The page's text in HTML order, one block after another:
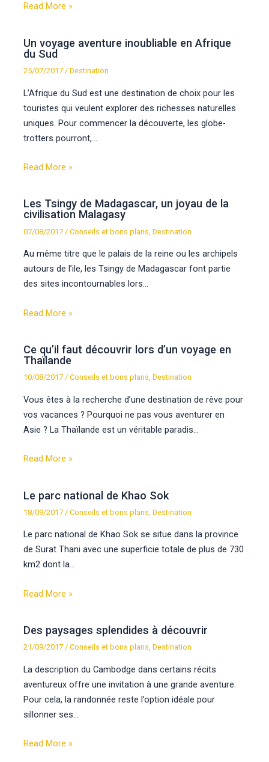
Read More »
Un voyage aventure inoubliable en Afrique
du Sud
25/07/2017 /Destination
L’Afrique du Sud est une destination de choix pour les
touristes qui veulent explorer des richesses naturelles
uniques. Pour commencer la découverte, les globe-
trotters pourront,…
Read More »
Les Tsingy de Madagascar, un joyau de la
civilisation Malagasy
07/08/2017 /Conseils et bons plans ,Destination
Au même titre que le palais de la reine ou les archipels
autours de l’ile, les Tsingy de Madagascar font partie
des sites incontournables lors…
Read More »
Ce qu’il faut découvrir lors d’un voyage en
Thaïlande
10/08/2017/Conseils et bons plans,Destination
Vous êtes à la recherche d’une destination de rêve pour
vos vacances ? Pourquoi ne pas vous aventurer en
Asie ? La Thaïlande est un véritable paradis…
Read More »
Le parc national de Khao Sok
18/09/2017 /Conseils et bons plans ,Destination
Le parc national de Khao Sok se situe dans la province
de Surat Thani avec une superficie totale de plus de 730
km2 dont la…
Read More »
Des paysages splendides à découvrir
21/09/2017/Conseils et bons plans,Destination
La description du Cambodge dans certains récits
aventureux offre une invitation à une grande aventure.
Pour cela, la randonnée reste l’option idéale pour
sillonner ses…
Read More »